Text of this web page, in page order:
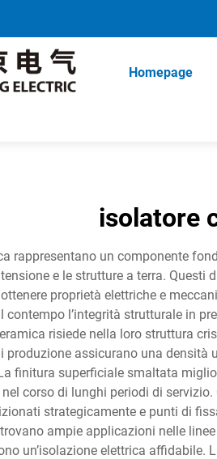
Homepage
isolatore
rappresentano un componente
e le strutture a terra.
proprietà elettriche e
contempo l’integrità strutturale in
risiede nella loro struttura
produzione assicurano una
finitura superficiale smaltata
corso di lunghi periodi di
strategicamente e punti di
ampie applicazioni nelle
un’isolazione elettrica